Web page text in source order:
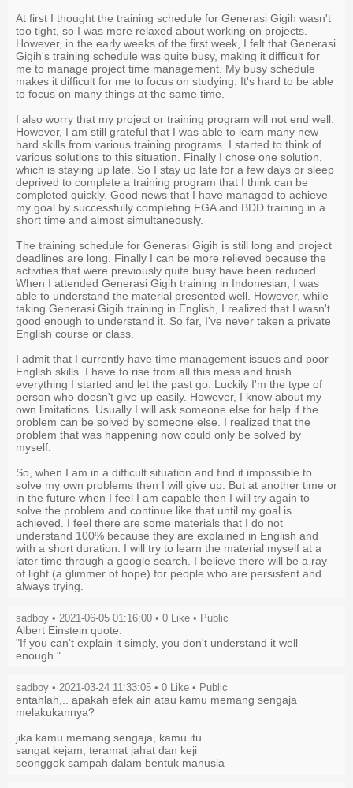
At first I thought the training schedule for Generasi Gigih wasn't
too tight, so I was more relaxed about working on projects.
However, in the early weeks of the first week, I felt that Generasi
Gigih's training schedule was quite busy, making it difficult for
me to manage project time management. My busy schedule
makes it difficult for me to focus on studying. It's hard to be able
to focus on many things at the same time.
I also worry that my project or training program will not end well.
However, I am still grateful that I was able to learn many new
hard skills from various training programs. I started to think of
various solutions to this situation. Finally I chose one solution,
which is staying up late. So I stay up late for a few days or sleep
deprived to complete a training program that I think can be
completed quickly. Good news that I have managed to achieve
my goal by successfully completing FGA and BDD training in a
short time and almost simultaneously.
The training schedule for Generasi Gigih is still long and project
deadlines are long. Finally I can be more relieved because the
activities that were previously quite busy have been reduced.
When I attended Generasi Gigih training in Indonesian, I was
able to understand the material presented well. However, while
taking Generasi Gigih training in English, I realized that I wasn't
good enough to understand it. So far, I've never taken a private
English course or class.
I admit that I currently have time management issues and poor
English skills. I have to rise from all this mess and finish
everything I started and let the past go. Luckily I'm the type of
person who doesn't give up easily. However, I know about my
own limitations. Usually I will ask someone else for help if the
problem can be solved by someone else. I realized that the
problem that was happening now could only be solved by
myself.
So, when I am in a difficult situation and find it impossible to
solve my own problems then I will give up. But at another time or
in the future when I feel I am capable then I will try again to
solve the problem and continue like that until my goal is
achieved. I feel there are some materials that I do not
understand 100% because they are explained in English and
with a short duration. I will try to learn the material myself at a
later time through a google search. I believe there will be a ray
of light (a glimmer of hope) for people who are persistent and
always trying.
sadboy • 2021-06-05 01:16:00 • 0 Like • Public
Albert Einstein quote:
"If you can't explain it simply, you don't understand it well
enough."
sadboy • 2021-03-24 11:33:05 • 0 Like • Public
entahlah,.. apakah efek ain atau kamu memang sengaja
melakukannya?
jika kamu memang sengaja, kamu itu...
sangat kejam, teramat jahat dan keji
seonggok sampah dalam bentuk manusia